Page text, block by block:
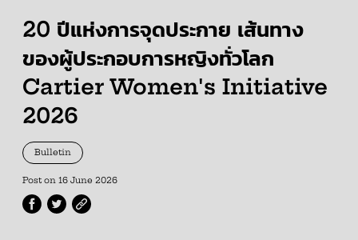
20 ปีแห่งการจุดประกาย เส้นทาง
ของผู้ประกอบการหญิงทั่วโลก
Cartier Women's Initiative
2026
Bulletin
Post on 16 June 2026